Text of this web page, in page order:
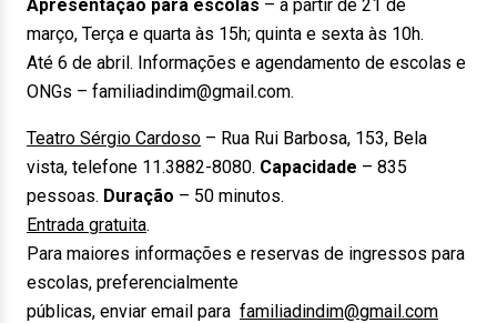
Apresentação para escolas – a partir de 21 de
março, Terça e quarta às 15h; quinta e sexta às 10h.
Até 6 de abril. Informações e agendamento de escolas e
ONGs – familiadindim@gmail.com.
Teatro Sérgio Cardoso – Rua Rui Barbosa, 153, Bela
vista, telefone 11.3882-8080. Capacidade – 835
pessoas. Duração – 50 minutos.
Entrada gratuita.
Para maiores informações e reservas de ingressos para
escolas, preferencialmente
públicas, enviar email para familiadindim@gmail.com